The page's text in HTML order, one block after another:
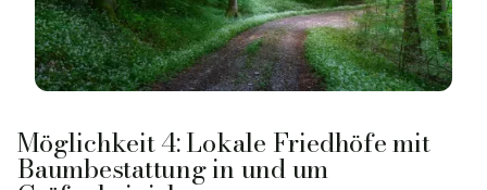
Möglichkeit 4: Lokale Friedhöfe mit
Baumbestattung in und um